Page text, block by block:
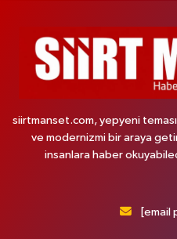
siirtmanset.com, yepyeni
ve modernizmi bir araya
insanlara haber
[email